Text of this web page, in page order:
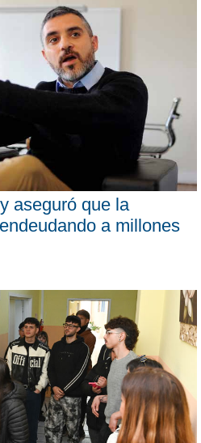
aseguró que la
a millones